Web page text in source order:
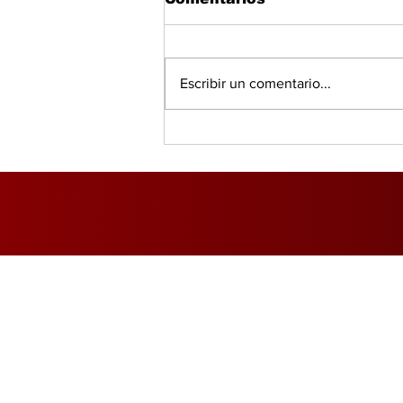
incumple con la
Escribir un comentario...